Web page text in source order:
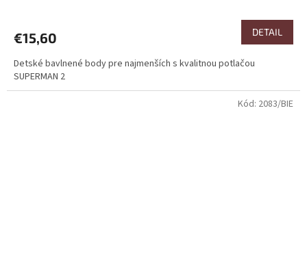
€15,60 DETAIL
Detské bavlnené body pre najmenších s kvalitnou potlačou
SUPERMAN 2
Kód: 2083/BIE